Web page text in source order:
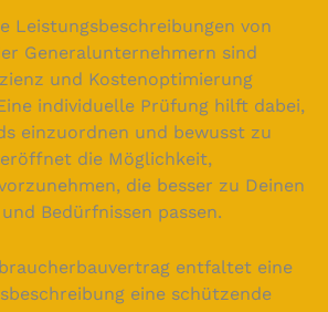
Leistungsbeschreibungen von
Generalunternehmern sind
und Kostenoptimierung
individuelle Prüfung hilft dabei,
einzuordnen und bewusst zu
die Möglichkeit,
die besser zu Deinen
Bedürfnissen passen.
entfaltet eine
eine schützende